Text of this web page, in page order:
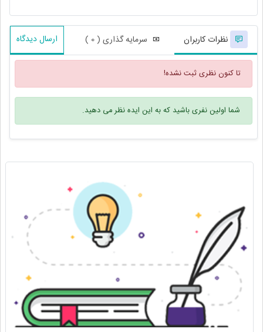
نظرات کاربران سرمایه گذاری ( 0 ) ارسال دیدگاه
تا کنون نظری ثبت نشده!
شما اولین نفری باشید که به این ایده نظر می دهید.